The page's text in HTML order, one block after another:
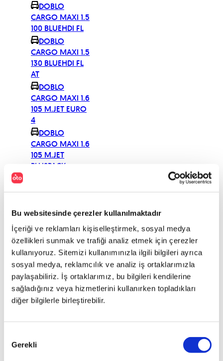
Bu websitesinde çerezler kullanılmaktadır
İçeriği ve reklamları kişiselleştirmek, sosyal medya
özellikleri sunmak ve trafiği analiz etmek için çerezler
kullanıyoruz. Sitemizi kullanımınızla ilgili bilgileri ayrıca
sosyal medya, reklamcılık ve analiz iş ortaklarımızla
paylaşabiliriz. İş ortaklarımız, bu bilgileri kendilerine
sağladığınız veya hizmetlerini kullanırken topladıkları
diğer bilgilerle birleştirebilir.
Seçimi
Gerekli
DOBLO
CARGO MAXI 1.5
100 BLUEHDI FL
DOBLO
CARGO MAXI 1.5
130 BLUEHDI FL
AT
DOBLO
CARGO MAXI 1.6
105 M.JET EURO
4
DOBLO
CARGO MAXI 1.6
105 M.JET
PLUSPACK
CARGO MAXI 1.6
-18
DOBLO
CARGO MAXI 1.6
M.JET 120 E6
DOBLO
CARGO MAXI 1.6
M.JET 120 E6D
DOBLO
CARGO MAXI 1.6
CARGO MAXI 1.6